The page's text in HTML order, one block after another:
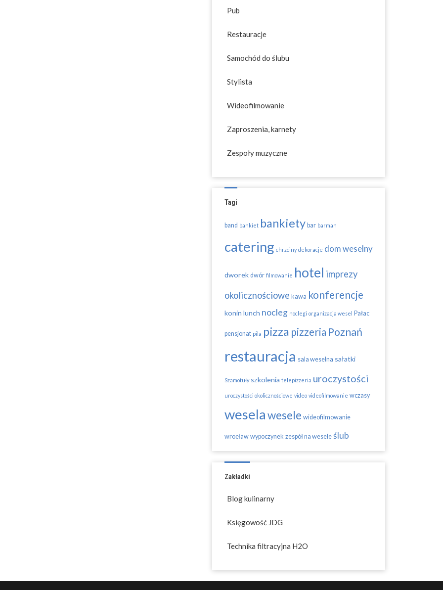
Pub
Restauracje
Samochód do ślubu
Stylista
Wideofilmowanie
Zaproszenia, karnety
Zespoły muzyczne
Tagi
band bankiet bankiety bar barman
catering chrzciny dekoracje dom weselny
dworek dwór filmowanie hotel imprezy
okolicznościowe kawa konferencje
konin lunch nocleg noclegi organizacja wesel Pałac
pensjonat pila pizza pizzeria Poznań
restauracja sala weselna sałatki
Szamotuły szkolenia telepizzeria uroczystości
uroczystości okolicznościowe video videofilmowanie wczasy
weselawesele wideofilmowanie
wrocław wypoczynek zespół na wesele ślub
Zakładki
Blog kulinarny
Księgowość JDG
Technika filtracyjna H2O